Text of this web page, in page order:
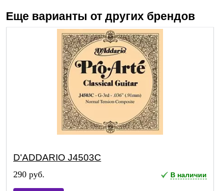
Еще варианты от других брендов
D'ADDARIO J4503C
290 руб. В наличии